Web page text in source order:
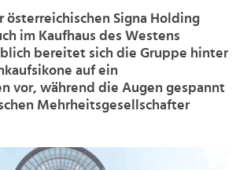
österreichischen Signa Holding
im Kaufhaus des Westens
bereitet sich die Gruppe hinter
auf ein
vor, während die Augen gespannt
Mehrheitsgesellschafter